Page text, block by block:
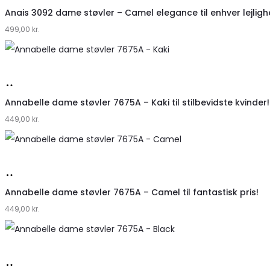
hos
Klædeskabet.dk
Anais 3092 dame støvler – Camel elegance til enhver
499,00 kr.
hos
Klædeskabet.dk
Annabelle dame støvler 7675A – Kaki til stilbevidste kvinder!
449,00 kr.
hos
Klædeskabet.dk
Annabelle dame støvler 7675A – Camel til fantastisk pris!
449,00 kr.